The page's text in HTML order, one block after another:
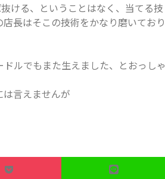
ける、ということはなく、当てる技
長はそこの技術をかなり磨いており
ルでもまた生えました、とおっしゃ
言えませんが